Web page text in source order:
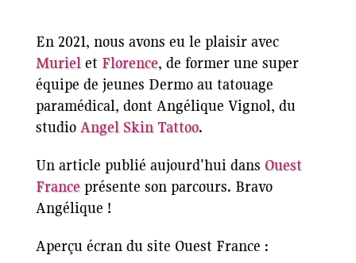
En 2021, nous avons eu le plaisir avec
Murielet Florence, de former une super
équipe de jeunes Dermo au tatouage
paramédical, dont Angélique Vignol, du
studio Angel Skin Tattoo.
Un article publié aujourd'hui dans Ouest
Franceprésente son parcours. Bravo
Angélique !
Aperçu écran du site Ouest France :